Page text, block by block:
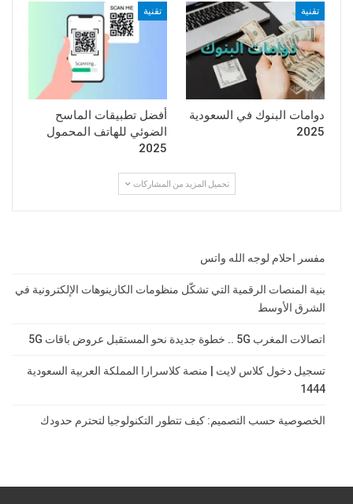
تقنية
دوامات البنوك في السعودية
2025
تقنية
أفضل تطبيقات الماسح
الضوئي للهاتف المحمول
2025
تحميل المزيد من المشاركات
مفسر احلام لوجه الله واتس
بنية المنصات الرقمية التي تشكّل منظومات الكازينوهات الإلكترونية في
الشرق الأوسط
اتصالات المغرب 5G .. خطوة جديدة نحو المستقبل عروض باقات 5G
تسجيل دخول كلاس لايت | منصة كلاسرارا المملكة العربية السعودية
1444
الخصوصية حسب التصميم: كيف تتطور التكنولوجيا لتحترم حدودك